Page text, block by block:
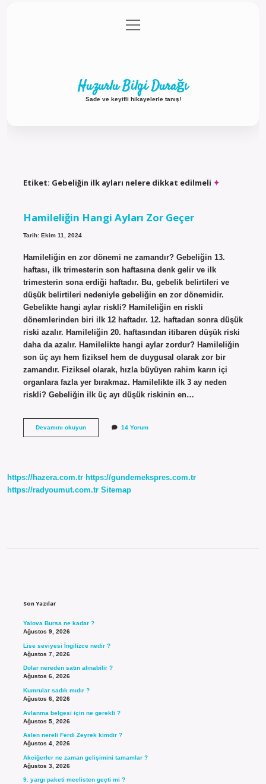
Gizlilik Politikası
menüyü
aç
Huzurlu Bilgi Durağı
Sade ve keyifli hikayelerle tanış!
Etiket: Gebeliğin ilk ayları nelere dikkat edilmeli
Hamileliğin Hangi Ayları Zor Geçer
Tarih: Ekim 11, 2024
Hamileliğin en zor dönemi ne zamandır? Gebeliğin 13.
haftası, ilk trimesterin son haftasına denk gelir ve ilk
trimesterin sona erdiği haftadır. Bu, gebelik belirtileri ve
düşük belirtileri nedeniyle gebeliğin en zor dönemidir.
Gebelikte hangi aylar riskli? Hamileliğin en riskli
dönemlerinden biri ilk 12 haftadır. 12. haftadan sonra düşük
riski azalır. Hamileliğin 20. haftasından itibaren düşük riski
daha da azalır. Hamilelikte hangi aylar zordur? Hamileliğin
son üç ayı hem fiziksel hem de duygusal olarak zor bir
zamandır. Fiziksel olarak, hızla büyüyen rahim karın içi
organlara fazla yer bırakmaz. Hamilelikte ilk 3 ay neden
riskli? Gebeliğin ilk üç ayı düşük riskinin en…
Devamını okuyunHamileliğin 14 Yorum
https://hazera.com.tr https://gundemekspres.com.tr
https://radyoumut.com.tr Sitemap
Son Yazılar
Yalova Bursa ne kadar ?
Ağustos 9, 2026
Lise seviyesi İngilizce nedir ?
Ağustos 7, 2026
Dolar nereden satın alınabilir ?
Ağustos 6, 2026
Kumrular sadık mıdır ?
Ağustos 6, 2026
Avlanma belgesi için ne gerekli ?
Ağustos 5, 2026
Aslen nereli Ferdi Zeyrek kimdir ?
Ağustos 4, 2026
Akciğerler ne zaman gelişimini tamamlar ?
Ağustos 3, 2026
9. yargı paketi meclisten geçti mi ?